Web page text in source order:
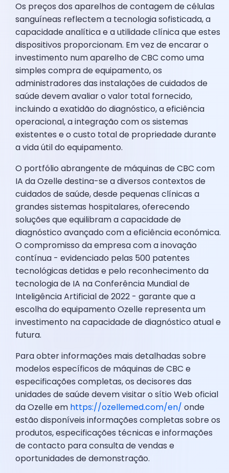
Os preços dos aparelhos de contagem de células
sanguíneas reflectem a tecnologia sofisticada, a
capacidade analítica e a utilidade clínica que estes
dispositivos proporcionam. Em vez de encarar o
investimento num aparelho de CBC como uma
simples compra de equipamento, os
administradores das instalações de cuidados de
saúde devem avaliar o valor total fornecido,
incluindo a exatidão do diagnóstico, a eficiência
operacional, a integração com os sistemas
existentes e o custo total de propriedade durante
a vida útil do equipamento.
O portfólio abrangente de máquinas de CBC com
IA da Ozelle destina-se a diversos contextos de
cuidados de saúde, desde pequenas clínicas a
grandes sistemas hospitalares, oferecendo
soluções que equilibram a capacidade de
diagnóstico avançado com a eficiência económica.
O compromisso da empresa com a inovação
contínua - evidenciado pelas 500 patentes
tecnológicas detidas e pelo reconhecimento da
tecnologia de IA na Conferência Mundial de
Inteligência Artificial de 2022 - garante que a
escolha do equipamento Ozelle representa um
investimento na capacidade de diagnóstico atual e
futura.
Para obter informações mais detalhadas sobre
modelos específicos de máquinas de CBC e
especificações completas, os decisores das
unidades de saúde devem visitar o sítio Web oficial
da Ozelle em https://ozellemed.com/en/ onde
estão disponíveis informações completas sobre os
produtos, especificações técnicas e informações
de contacto para consulta de vendas e
oportunidades de demonstração.